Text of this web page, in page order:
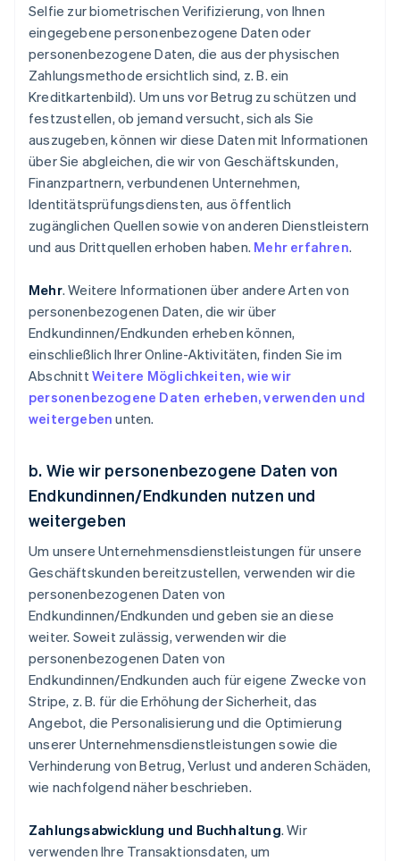
Selfie zur biometrischen Verifizierung, von Ihnen
eingegebene personenbezogene Daten oder
personenbezogene Daten, die aus der physischen
Zahlungsmethode ersichtlich sind, z. B. ein
Kreditkartenbild). Um uns vor Betrug zu schützen und
festzustellen, ob jemand versucht, sich als Sie
auszugeben, können wir diese Daten mit Informationen
über Sie abgleichen, die wir von Geschäftskunden,
Finanzpartnern, verbundenen Unternehmen,
Identitätsprüfungsdiensten, aus öffentlich
zugänglichen Quellen sowie von anderen Dienstleistern
und aus Drittquellen erhoben haben. Mehr erfahren.
Mehr. Weitere Informationen über andere Arten von
personenbezogenen Daten, die wir über
Endkundinnen/Endkunden erheben können,
einschließlich Ihrer Online-Aktivitäten, finden Sie im
AbschnittWeitere Möglichkeiten, wie wir
personenbezogene Daten erheben, verwenden und
weitergeben unten.
b. Wie wir personenbezogene Daten von
Endkundinnen/Endkunden nutzen und
weitergeben
Um unsere Unternehmensdienstleistungen für unsere
Geschäftskunden bereitzustellen, verwenden wir die
personenbezogenen Daten von
Endkundinnen/Endkunden und geben sie an diese
weiter. Soweit zulässig, verwenden wir die
personenbezogenen Daten von
Endkundinnen/Endkunden auch für eigene Zwecke von
Stripe, z. B. für die Erhöhung der Sicherheit, das
Angebot, die Personalisierung und die Optimierung
unserer Unternehmensdienstleistungen sowie die
Verhinderung von Betrug, Verlust und anderen Schäden,
wie nachfolgend näher beschrieben.
Zahlungsabwicklung und Buchhaltung. Wir
verwenden Ihre Transaktionsdaten, um